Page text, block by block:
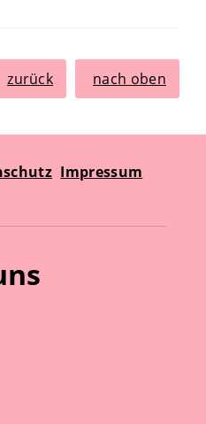
zurück nach oben
Impressum